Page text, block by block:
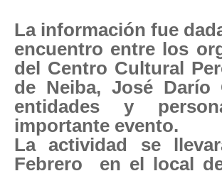
La información fue
encuentro entre los
del Centro Cultural
de Neiba, José Darío
entidades y
importante evento.
La actividad se
Febrero
en el local